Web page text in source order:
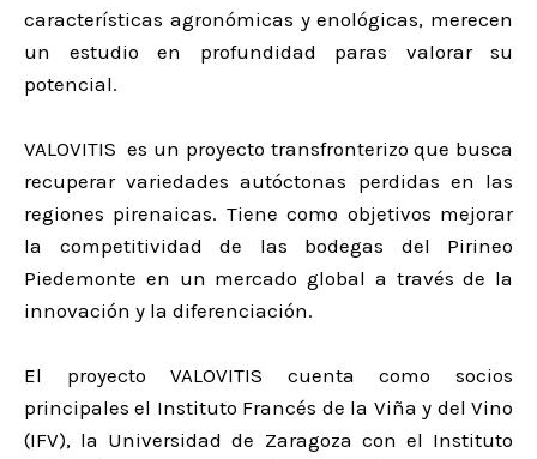
características agronómicas y enológicas, merecen
un estudio en profundidad paras valorar su
potencial.
VALOVITIS es un proyecto transfronterizo que busca
recuperar variedades autóctonas perdidas en las
regiones pirenaicas. Tiene como objetivos mejorar
la competitividad de las bodegas del Pirineo
Piedemonte en un mercado global a través de la
innovación y la diferenciación.
El proyecto VALOVITIS cuenta como socios
principales el Instituto Francés de la Viña y del Vino
(IFV), la Universidad de Zaragoza con el Instituto